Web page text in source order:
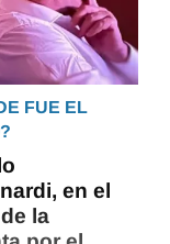
FUE EL
en el
la